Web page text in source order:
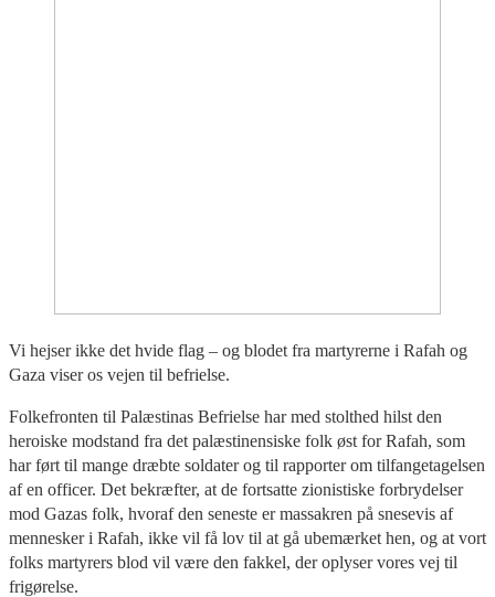
Vi hejser ikke det hvide flag – og blodet fra martyrerne i Rafah og
Gaza viser os vejen til befrielse.
Folkefronten til Palæstinas Befrielse har med stolthed hilst den
heroiske modstand fra det palæstinensiske folk øst for Rafah, som
har ført til mange dræbte soldater og til rapporter om tilfangetagelsen
af en officer. Det bekræfter, at de fortsatte zionistiske forbrydelser
mod Gazas folk, hvoraf den seneste er massakren på snesevis af
mennesker i Rafah, ikke vil få lov til at gå ubemærket hen, og at vort
folks martyrers blod vil være den fakkel, der oplyser vores vej til
frigørelse.